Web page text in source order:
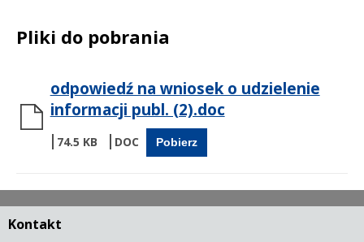
Pliki do pobrania
odpowiedź na wniosek o udzielenie
informacji publ. (2).doc
74.5 KB Pobierz
Kontakt